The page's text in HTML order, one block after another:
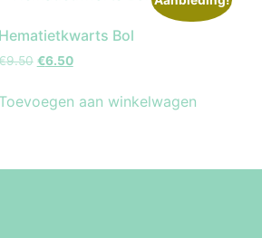
Hematietkwarts Bol
9.50 €6.50
Toevoegen aan winkelwagen